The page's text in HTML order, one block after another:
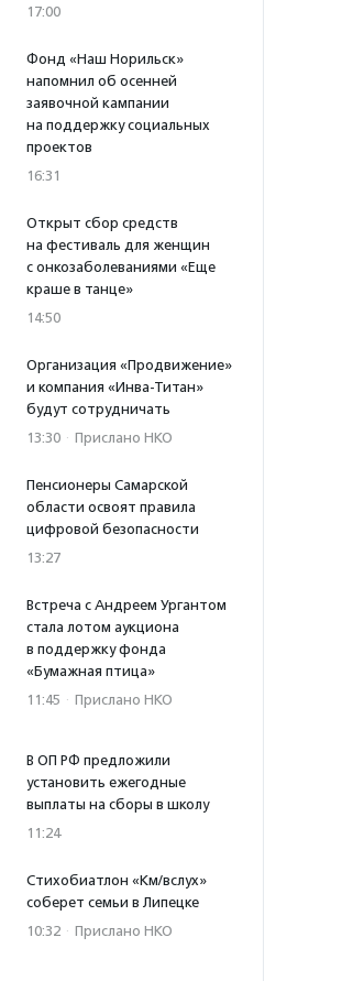
17:00
Фонд «Наш Норильск»
напомнил об осенней
заявочной кампании
на поддержку социальных
проектов
16:31
Открыт сбор средств
на фестиваль для женщин
с онкозаболеваниями «Еще
краше в танце»
14:50
Организация «Продвижение»
и компания «Инва-Титан»
будут сотрудничать
13:30 · Прислано НКО
Пенсионеры Самарской
области освоят правила
цифровой безопасности
13:27
Встреча с Андреем Ургантом
стала лотом аукциона
в поддержку фонда
«Бумажная птица»
11:45 · Прислано НКО
В ОП РФ предложили
установить ежегодные
выплаты на сборы в школу
11:24
Стихобиатлон «Км/вслух»
соберет семьи в Липецке
10:32 · Прислано НКО